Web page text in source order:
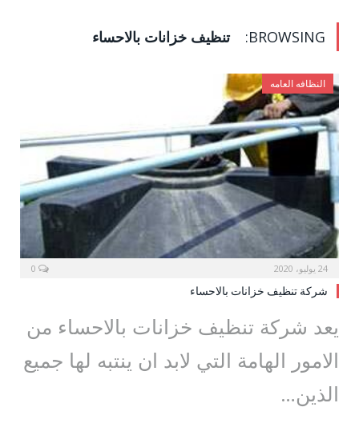
BROWSING: تنظيف خزانات بالاحساء
النظافه العامه
24 يوليو، 2020
شركة تنظيف خزانات بالاحساء
يعد شركة تنظيف خزانات بالاحساء من
الامور الهامة التي لابد ان ينتبه لها جميع
الذين…